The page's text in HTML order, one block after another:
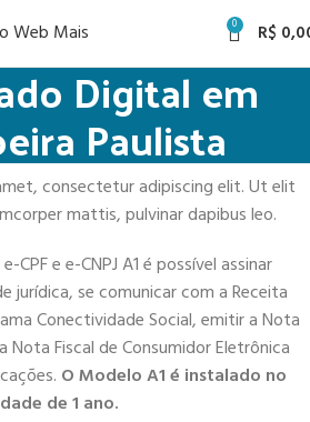
0 R$
Digital em
Paulista
consectetur adipiscing elit. Ut elit
mattis, pulvinar dapibus leo.
e e-CNPJ A1 é possível assinar
jurídica, se comunicar com a Receita
Conectividade Social, emitir a Nota
Nota Fiscal de Consumidor Eletrônica
O Modelo A1 é instalado no
de 1 ano.